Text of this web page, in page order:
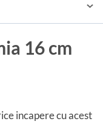
16 cm
incapere cu acest